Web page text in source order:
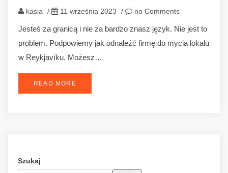
kasia / 11 września 2023 / no Comments
Jesteś za granicą i nie za bardzo znasz język. Nie jest to
problem. Podpowiemy jak odnaleźć firmę do mycia lokalu
w Reykjavíku. Możesz…
READ MORE
Szukaj